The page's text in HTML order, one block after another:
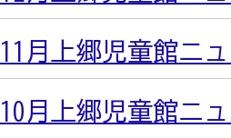
月上郷児童館ニ
月上郷児童館ニ